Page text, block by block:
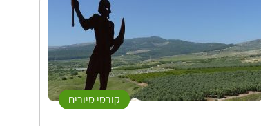
קורסי סיורים